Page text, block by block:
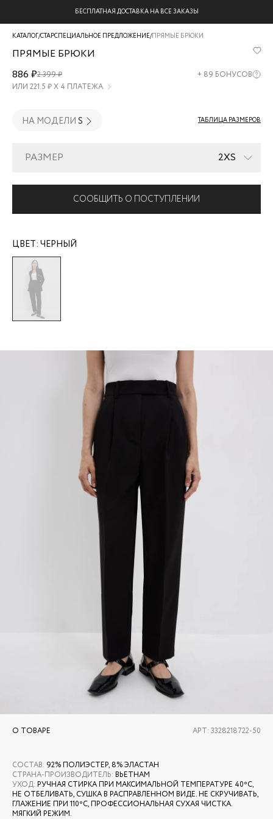
БЕСПЛАТНАЯ ДОСТАВКА НА ВСЕ ЗАКАЗЫ
КАТАЛОГ/СТАРСПЕЦИАЛЬНОЕ ПРЕДЛОЖЕНИЕ/ПРЯМЫЕ БРЮКИ
ПРЯМЫЕ БРЮКИ
3328218722-
50
886 ₽2 399 ₽ + 89 БОНУСОВ
ИЛИ 221.5 ₽ Х 4 ПЛАТЕЖА
НА МОДЕЛИ S ТАБЛИЦА РАЗМЕРОВ
РАЗМЕР 2XS
СООБЩИТЬ О ПОСТУПЛЕНИИ
ЦВЕТ: ЧЕРНЫЙ
О ТОВАРЕ АРТ: 3328218722-50
СОСТАВ: 92% ПОЛИЭСТЕР, 8% ЭЛАСТАН
СТРАНА-ПРОИЗВОДИТЕЛЬ: ВЬЕТНАМ
УХОД: РУЧНАЯ СТИРКА ПРИ МАКСИМАЛЬНОЙ ТЕМПЕРАТУРЕ 40ºС,
НЕ ОТБЕЛИВАТЬ, СУШКА В РАСПРАВЛЕННОМ ВИДЕ. НЕ СКРУЧИВАТЬ,
ГЛАЖЕНИЕ ПРИ 110ºС, ПРОФЕССИОНАЛЬНАЯ СУХАЯ ЧИСТКА.
МЯГКИЙ РЕЖИМ.